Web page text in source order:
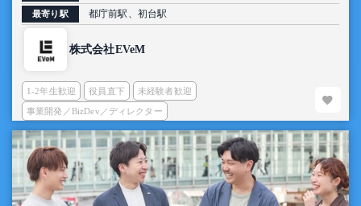
最寄り駅 都庁前駅、初台駅
株式会社EVeM
1-2年生歓迎 役員直下 未経験者歓迎
事業開発／BizDev／ディレクター